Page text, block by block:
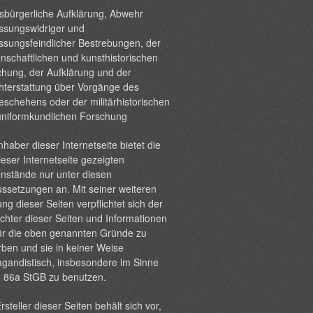
Aufklärung, Abwehr
und
Bestrebungen, der
und kunsthistorischen
der Aufklärung und der
über Vorgänge des
oder der militärhistorischen
Forschung
dieser Internetseite bietet die
Internetseite gezeigten
nur unter diesen
an. Mit seiner weiteren
dieser Seiten verpflichtet sich der
dieser Seiten und Informationen
die oben genannten Gründe zu
und sie in keiner Weise
insbesondere im Sinne
86a StGB zu benutzen.
dieser Seiten behält sich vor,